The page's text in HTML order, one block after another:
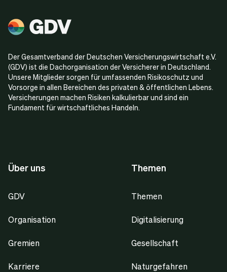
Der Gesamtverband der Deutschen Versicherungswirtschaft e.V.
(GDV) ist die Dachorganisation der Versicherer in Deutschland.
Unsere Mitglieder sorgen für umfassenden Risikoschutz und
Vorsorge in allen Bereichen des privaten & öffentlichen Lebens.
Versicherungen machen Risiken kalkulierbar und sind ein
Fundament für wirtschaftliches Handeln.
Über uns
GDV
Organisation
Gremien
Karriere
Themen
Themen
Digitalisierung
Gesellschaft
Naturgefahren